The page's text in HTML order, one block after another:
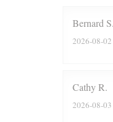
Bernard S
2026-08-02
CathyR
2026-08-03